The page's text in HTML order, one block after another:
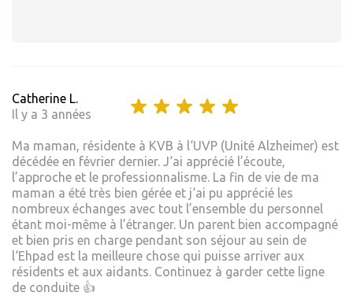
Catherine L.
Il y a 3 années
Ma maman, résidente à KVB à l‘UVP (Unité Alzheimer) est
décédée en février dernier. J‘ai apprécié l’écoute,
l’approche et le professionnalisme. La fin de vie de ma
maman a été très bien gérée et j‘ai pu apprécié les
nombreux échanges avec tout l’ensemble du personnel
étant moi-même à l’étranger. Un parent bien accompagné
et bien pris en charge pendant son séjour au sein de
l‘Ehpad est la meilleure chose qui puisse arriver aux
résidents et aux aidants. Continuez à garder cette ligne
de conduite 👍